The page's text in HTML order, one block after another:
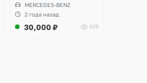
MERCEDES-BENZ
2 года назад
30,000 ₽ 608